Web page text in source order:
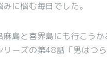
に悩む毎日でした。
島と喜界島にも行こう
ーズの第48話「男はつ